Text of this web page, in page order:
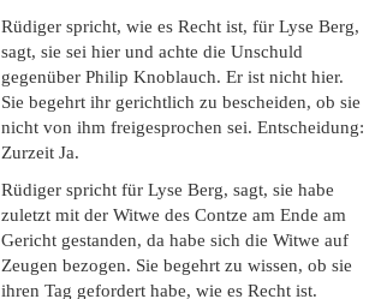
Rüdiger spricht, wie es Recht ist, für Lyse Berg,
sagt, sie sei hier und achte die Unschuld
gegenüber Philip Knoblauch. Er ist nicht hier.
Sie begehrt ihr gerichtlich zu bescheiden, ob sie
nicht von ihm freigesprochen sei. Entscheidung:
Zurzeit Ja.
Rüdiger spricht für Lyse Berg, sagt, sie habe
zuletzt mit der Witwe des Contze am Ende am
Gericht gestanden, da habe sich die Witwe auf
Zeugen bezogen. Sie begehrt zu wissen, ob sie
ihren Tag gefordert habe, wie es Recht ist.